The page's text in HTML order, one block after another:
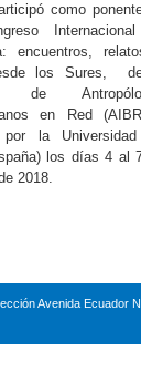
como
encuentros,
los Sures,
de
en Red
por la
los días 4 al
2018.
Avenida Ecuador